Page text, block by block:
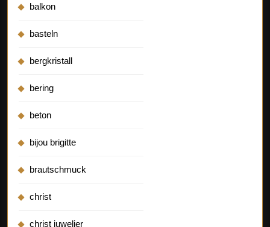
balkon
basteln
bergkristall
bering
beton
bijou brigitte
brautschmuck
christ
christ juwelier